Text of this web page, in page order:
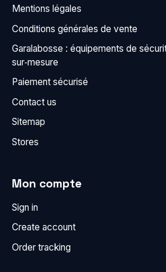
Mentions légales
Conditions générales de vente
Garalabosse : équipements de
sur‑mesure
Paiement sécurisé
Contact us
Sitemap
Stores
Mon compte
Sign in
Create account
Order tracking